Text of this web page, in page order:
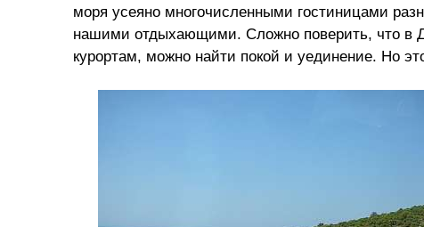
моря усеяно многочисленными гостиницами
нашими отдыхающими. Сложно поверить, что в
курортам, можно найти покой и уединение. Но